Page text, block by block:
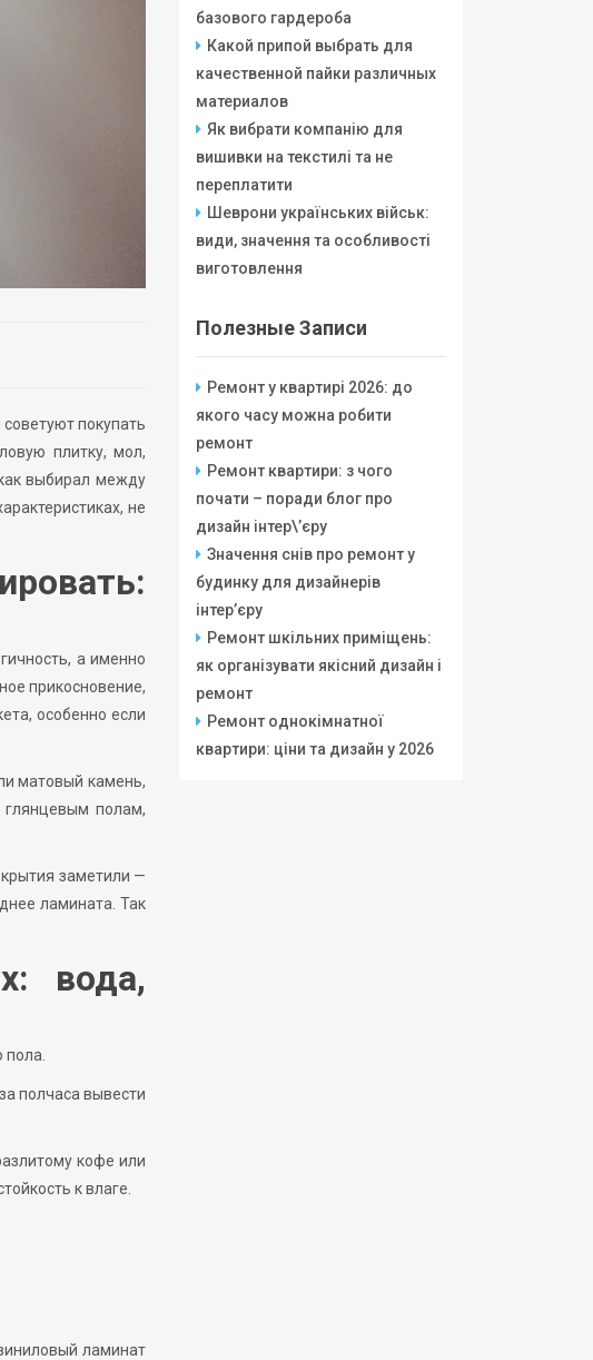
покупать
плитку, мол,
выбирал между
не
а именно
прикосновение,
особенно если
матовый камень,
глянцевым полам,
заметили —
ламината. Так
вода,
полчаса вывести
кофе или
к влаге.
ламинат
базового гардероба
Какой припой выбрать для
качественной пайки различных
материалов
Як вибрати компанію для
вишивки на текстилі та не
переплатити
Шеврони українських військ:
види, значення та особливості
виготовлення
Полезные Записи
Ремонт у квартирі 2026: до
якого часу можна робити
ремонт
Ремонт квартири: з чого
почати – поради блог про
дизайн інтер\’єру
Значення снів про ремонт у
будинку для дизайнерів
інтер’єру
Ремонт шкільних приміщень:
як організувати якісний дизайн і
ремонт
Ремонт однокімнатної
квартири: ціни та дизайн у 2026